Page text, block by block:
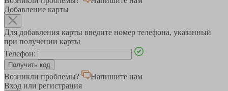
Добавление карты
Для добавления карты введите номер телефона, указанный
при получении карты
Телефон:
Возникли проблемы?
Напишите нам
Вход или регистрация